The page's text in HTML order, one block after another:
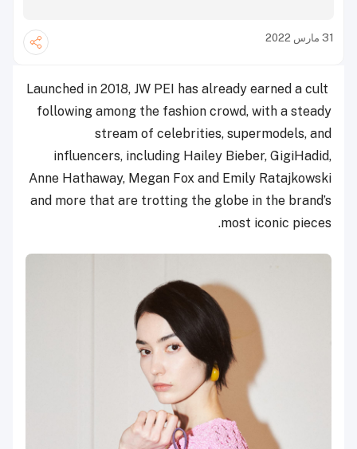
31 مارس 2022
Launched in 2018, JW PEI has already earned a cult
following among the fashion crowd, with a steady
stream of celebrities, supermodels, and
influencers, including Hailey Bieber, GigiHadid,
Anne Hathaway, Megan Fox and Emily Ratajkowski
and more that are trotting the globe in the brand’s
most iconic pieces.